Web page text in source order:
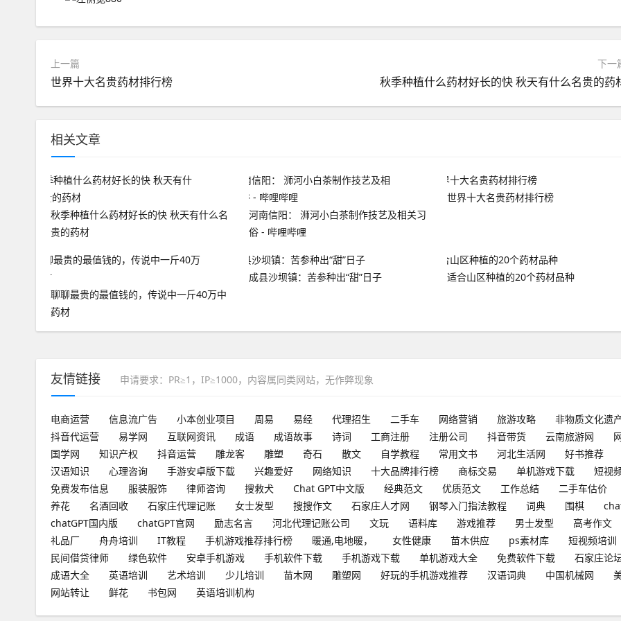
上一篇
世界十大名贵药材排行榜
下一
秋季种植什么药材好长的快 秋天有什么名贵的药
相关文章
秋季种植什么药材好长的快 秋天有什么名
贵的药材
河南信阳： 浉河小白茶制作技艺及相关习
俗 - 哔哩哔哩
世界十大名贵药材排行榜
聊聊最贵的最值钱的，传说中一斤40万中
药材
成县沙坝镇：苦参种出“甜”日子 适合山区种植的20个药材品种
友情链接 申请要求：PR≥1，IP≥1000，内容属同类网站，无作弊现象
电商运营 信息流广告 小本创业项目 周易 易经 代理招生 二手车 网络营销 旅游攻略
非物质文化遗
抖音代运营
易学网 互联网资讯 成语 成语故事 诗词 工商注册 注册公司 抖音带货 云南旅游网
国学网
知识产权 抖音运营 雕龙客 雕塑 奇石 散文 自学教程 常用文书 河北生活网
好书推荐
汉语知识
心理咨询 手游安卓版下载 兴趣爱好 网络知识 十大品牌排行榜 商标交易 单机游戏下载
短视
免费发布信息
服装服饰 律师咨询 搜救犬 Chat GPT中文版 经典范文 优质范文 工作总结
二手车估价
养花
名酒回收 石家庄代理记账 女士发型 搜搜作文 石家庄人才网 钢琴入门指法教程 词典 围棋
chatGPT国内版
chatGPT官网 励志名言 河北代理记账公司 文玩 语料库 游戏推荐 男士发型
高考作文
礼品厂
舟舟培训 IT教程 手机游戏推荐排行榜 暖通,电地暖， 女性健康 苗木供应 ps素材库
短视频培训
民间借贷律师
绿色软件 安卓手机游戏 手机软件下载 手机游戏下载 单机游戏大全 免费软件下载
石家庄论
成语大全
英语培训 艺术培训 少儿培训 苗木网 雕塑网 好玩的手机游戏推荐 汉语词典 中国机械网
网站转让
鲜花 书包网 英语培训机构